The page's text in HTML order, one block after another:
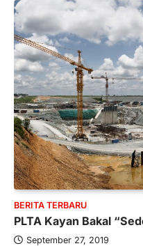
BERITA TERBARU
PLTA Kayan Bakal
September 27, 2019